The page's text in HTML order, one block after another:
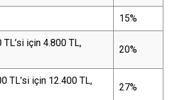
15%
TL’si için 4.800 TL,
20%
TL’si için 12.400 TL,
27%